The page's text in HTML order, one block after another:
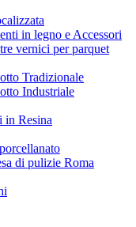
in legno e Accessori
vernici per parquet
Tradizionale
Industriale
in Resina
di pulizie Roma